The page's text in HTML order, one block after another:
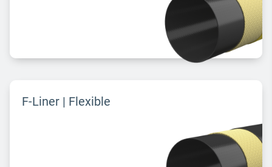
F-Liner | Flexible